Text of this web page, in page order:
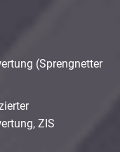
(Sprengnetter
ZIS